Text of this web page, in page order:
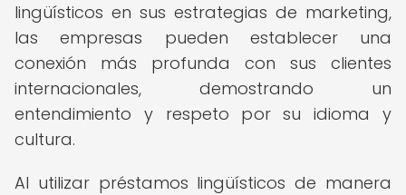
lingüísticos en sus estrategias de marketing,
las empresas pueden establecer una
conexión más profunda con sus clientes
internacionales, demostrando un
entendimiento y respeto por su idioma y
cultura.
Al utilizar préstamos lingüísticos de manera